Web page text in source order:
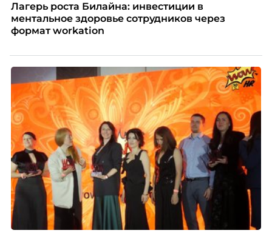
Лагерь роста Билайна: инвестиции в
ментальное здоровье сотрудников через
формат workation